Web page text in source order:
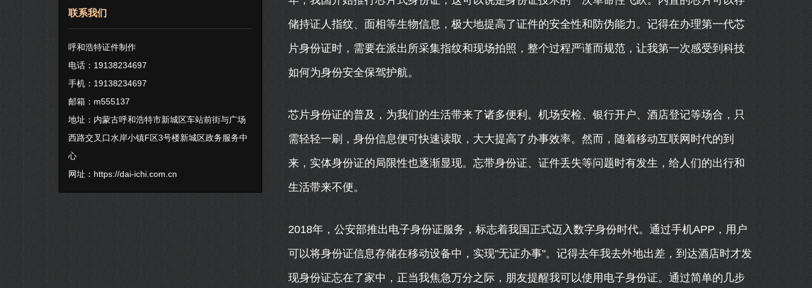
联系我们
呼和浩特证件制作
电话：19138234697
手机：19138234697
邮箱：m555137
地址：内蒙古呼和浩特市新城区车站前街与广场
西路交叉口水岸小镇F区3号楼新城区政务服务中
心
网址： https://dai-ichi.com.cn
储持证人指纹、面相等生物信息，极大地提高了证件的安全性和防伪能力。记得在办理第一代芯
片身份证时，需要在派出所采集指纹和现场拍照，整个过程严谨而规范，让我第一次感受到科技
如何为身份安全保驾护航。
芯片身份证的普及，为我们的生活带来了诸多便利。机场安检、银行开户、酒店登记等场合，只
需轻轻一刷，身份信息便可快速读取，大大提高了办事效率。然而，随着移动互联网时代的到
来，实体身份证的局限性也逐渐显现。忘带身份证、证件丢失等问题时有发生，给人们的出行和
生活带来不便。
2018年，公安部推出电子身份证服务，标志着我国正式迈入数字身份时代。通过手机APP，用户
可以将身份证信息存储在移动设备中，实现"无证办事"。记得去年我去外地出差，到达酒店时才发
现身份证忘在了家中，正当我焦急万分之际，朋友提醒我可以使用电子身份证。通过简单的几步